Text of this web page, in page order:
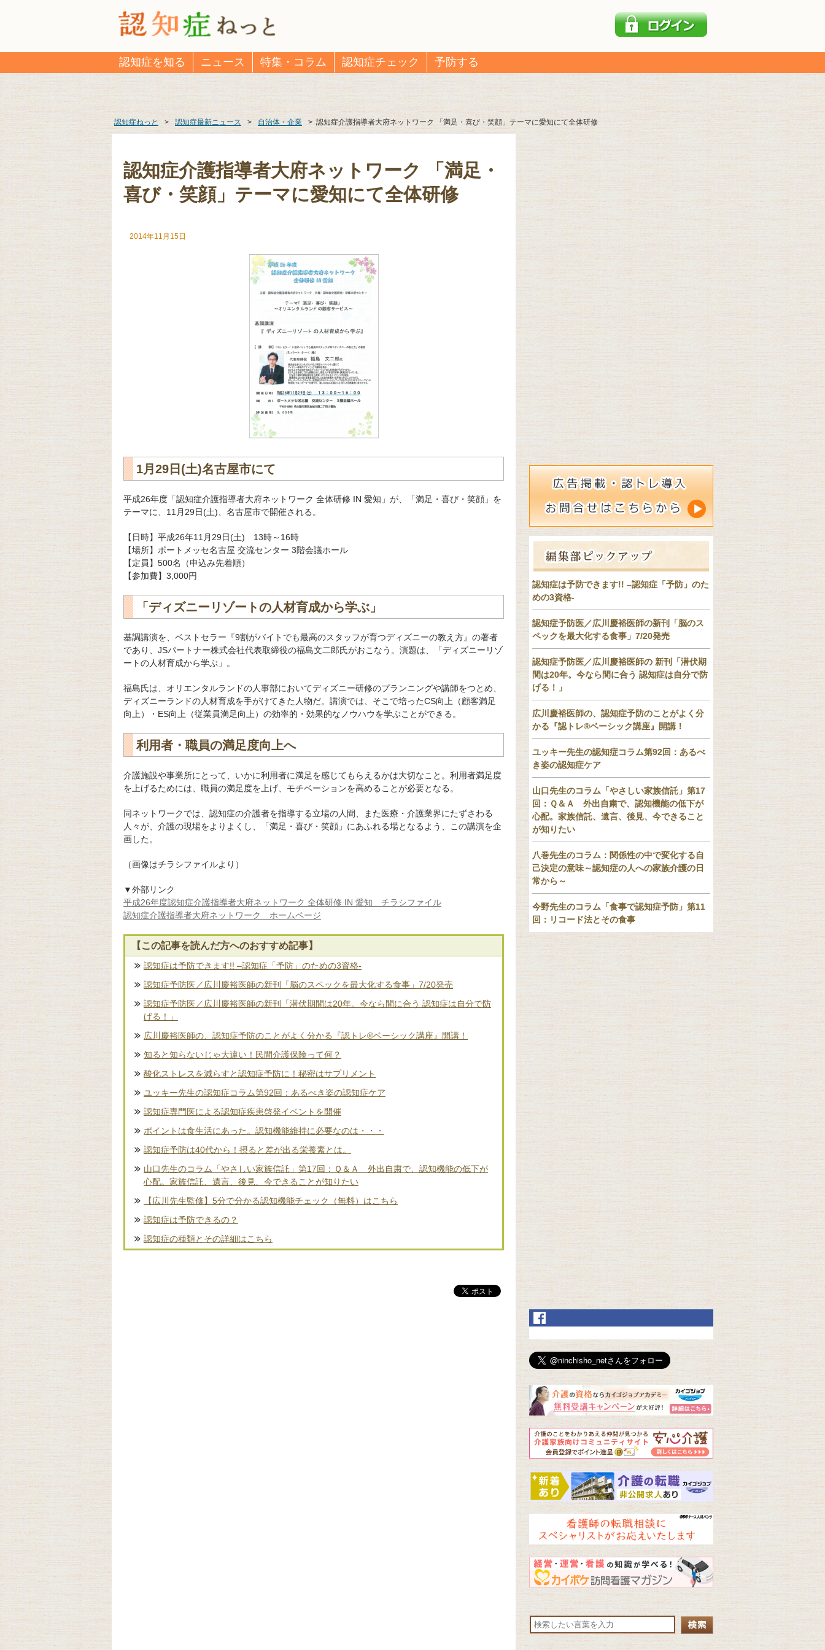
認知症を知る ニュース 特集・コラム 認知症チェック 予防する
認知症ねっと > 認知症最新ニュース > 自治体・企業 > 認知症介護指導者大府ネットワーク 「満足・喜び・笑顔」テーマに愛知にて全体研修
認知症介護指導者大府ネットワーク 「満足・
喜び・笑顔」テーマに愛知にて全体研修
2014年11月15日
1月29日(土)名古屋市にて
平成26年度「認知症介護指導者大府ネットワーク 全体研修 IN 愛知」が、「満足・喜び・笑顔」を
テーマに、11月29日(土)、名古屋市で開催される。
【日時】平成26年11月29日(土) 13時～16時
【場所】ポートメッセ名古屋 交流センター 3階会議ホール
【定員】500名（申込み先着順）
【参加費】3,000円
「ディズニーリゾートの人材育成から学ぶ」
基調講演を、ベストセラー『9割がバイトでも最高のスタッフが育つディズニーの教え方』の著者
であり、JSパートナー株式会社代表取締役の福島文二郎氏がおこなう。演題は、「ディズニーリゾ
ートの人材育成から学ぶ」。
福島氏は、オリエンタルランドの人事部においてディズニー研修のプランニングや講師をつとめ、
ディズニーランドの人材育成を手がけてきた人物だ。講演では、そこで培ったCS向上（顧客満足
向上）・ES向上（従業員満足向上）の効率的・効果的なノウハウを学ぶことができる。
利用者・職員の満足度向上へ
介護施設や事業所にとって、いかに利用者に満足を感じてもらえるかは大切なこと。利用者満足度
を上げるためには、職員の満足度を上げ、モチベーションを高めることが必要となる。
同ネットワークでは、認知症の介護者を指導する立場の人間、また医療・介護業界にたずさわる
人々が、介護の現場をよりよくし、「満足・喜び・笑顔」にあふれる場となるよう、この講演を企
画した。
（画像はチラシファイルより）
▼外部リンク
平成26年度認知症介護指導者大府ネットワーク 全体研修 IN 愛知 チラシファイル
認知症介護指導者大府ネットワーク ホームページ
【この記事を読んだ方へのおすすめ記事】
認知症は予防できます!! –認知症「予防」のための3資格-
認知症予防医／広川慶裕医師の新刊「脳のスペックを最大化する食事」7/20発売
認知症予防医／広川慶裕医師の新刊「潜伏期間は20年。今なら間に合う 認知症は自分で防
げる！」
広川慶裕医師の、認知症予防のことがよく分かる『認トレ®️ベーシック講座』開講！
知ると知らないじゃ大違い！民間介護保険って何？
酸化ストレスを減らすと認知症予防に！秘密はサプリメント
ユッキー先生の認知症コラム第92回：あるべき姿の認知症ケア
認知症専門医による認知症疾患啓発イベントを開催
ポイントは食生活にあった。認知機能維持に必要なのは・・・
認知症予防は40代から！摂ると差が出る栄養素とは。
山口先生のコラム「やさしい家族信託」第17回：Ｑ＆Ａ 外出自粛で、認知機能の低下が
心配。家族信託、遺言、後見、今できることが知りたい
【広川先生監修】5分で分かる認知機能チェック（無料）はこちら
認知症は予防できるの？
認知症の種類とその詳細はこちら
認知症は予防できます!! –認知症「予防」のた
めの3資格-
認知症予防医／広川慶裕医師の新刊「脳のス
ペックを最大化する食事」7/20発売
認知症予防医／広川慶裕医師の 新刊「潜伏期
間は20年。今なら間に合う 認知症は自分で防
げる！」
広川慶裕医師の、認知症予防のことがよく分
かる『認トレ®️ベーシック講座』開講！
ユッキー先生の認知症コラム第92回：あるべ
き姿の認知症ケア
山口先生のコラム「やさしい家族信託」第17
回：Ｑ＆Ａ 外出自粛で、認知機能の低下が
心配。家族信託、遺言、後見、今できること
が知りたい
八巻先生のコラム：関係性の中で変化する自
己決定の意味～認知症の人への家族介護の日
常から～
今野先生のコラム「食事で認知症予防」第11
回：リコード法とその食事